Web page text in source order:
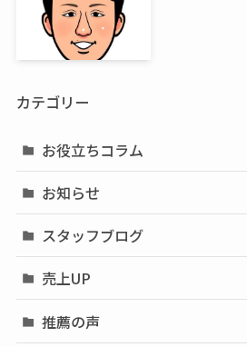
カテゴリー
お役立ちコラム
お知らせ
スタッフブログ
売上UP
推薦の声